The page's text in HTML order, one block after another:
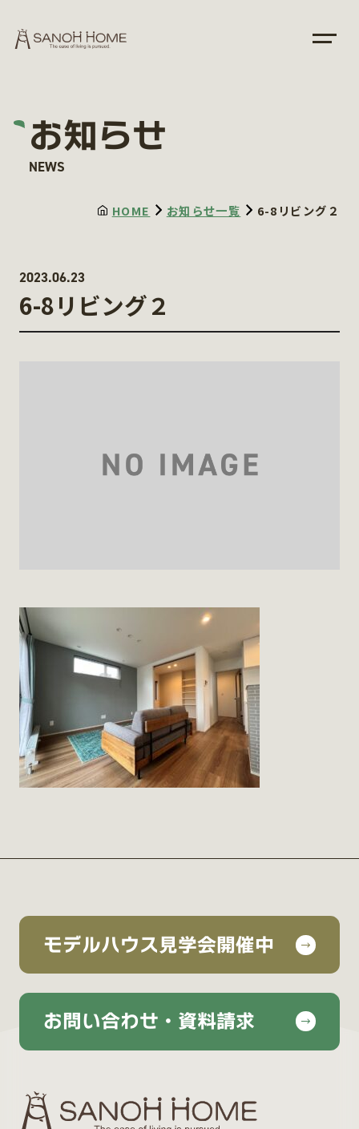
お知らせ
NEWS
HOME お知らせ一覧 6-8リビング２
2023.06.23
6-8リビング２
モデルハウス見学会開催中
お問い合わせ・資料請求